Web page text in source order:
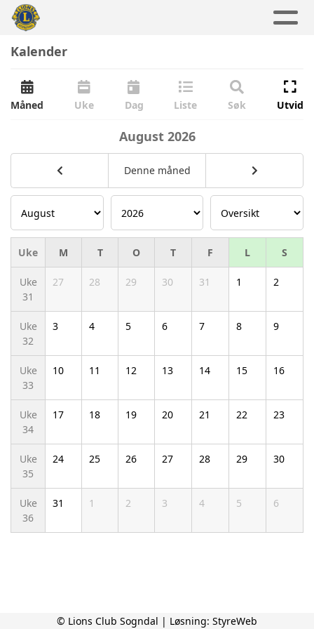
Kalender
Måned Uke Dag Liste Søk Utvid
Denne måned
August 2026
Uke M T O T F L S
Uke
31
27 28 29 30 31 1 2
Uke
32
3 4 5 6 7 8 9
Uke
33
10 11 12 13 14 15 16
Uke
34
17 18 19 20 21 22 23
Uke
35
24 25 26 27 28 29 30
Uke
36
31 1 2 3 4 5 6
© Lions Club Sogndal | Løsning: StyreWeb